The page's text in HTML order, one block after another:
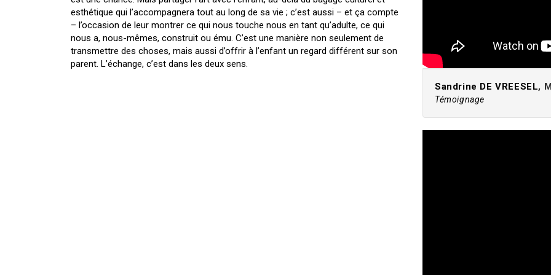
esthétique qui l’accompagnera tout au long de sa vie ; c’est aussi – et ça compte
– l’occasion de leur montrer ce qui nous touche nous en tant qu’adulte, ce qui
nous a, nous-mêmes, construit ou ému. C’est une manière non seulement de
transmettre des choses, mais aussi d’offrir à l’enfant un regard différent sur son
parent. L’échange, c’est dans les deux sens.
Sandrine DE VREESEL,
Témoignage